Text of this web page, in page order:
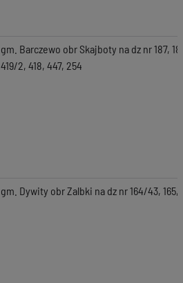
gm. Barczewo obr Skajboty na dz nr 187,
419/2, 418, 447, 254
gm. Dywity obr Zalbki na dz nr 164/43, 165,